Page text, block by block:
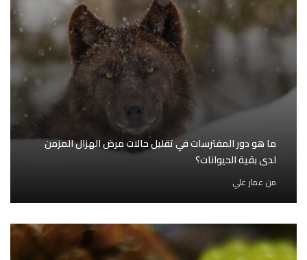
ما هو دور المفترسات في تقليل حالات مرض الهزال المزمن
لدى بقية الحيوانات؟
من عمار علي